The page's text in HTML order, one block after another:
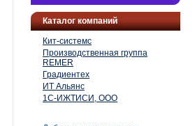
Каталог компаний
Кит-системс
Производственная группа
REMER
Градиентех
ИТ Альянс
1С-ИЖТИСИ, ООО